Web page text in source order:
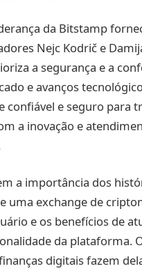
da Bitstamp
Nejc Kodrič e
a segurança e a
e avanços
e seguro para
a inovação e
a importância dos
uma exchange de
e os benefícios de
da plataforma.
digitais fazem